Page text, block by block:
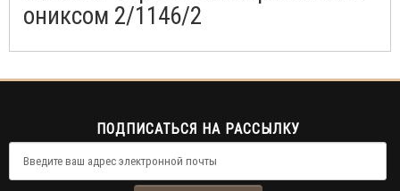
ониксом 2/1146/2
ПОДПИСАТЬСЯ НА РАССЫЛКУ